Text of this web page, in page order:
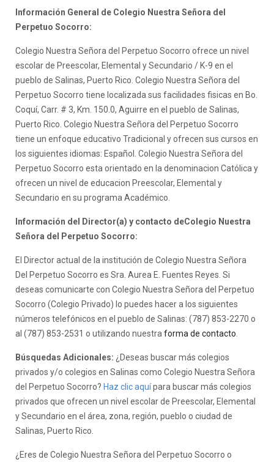
Información General de Colegio Nuestra Señora del
Perpetuo Socorro:
Colegio Nuestra Señora del Perpetuo Socorro ofrece un nivel
escolar de Preescolar, Elemental y Secundario / K-9 en el
pueblo de Salinas, Puerto Rico. Colegio Nuestra Señora del
Perpetuo Socorro tiene localizada sus facilidades fisicas en Bo.
Coquí, Carr. # 3, Km. 150.0, Aguirre en el pueblo de Salinas,
Puerto Rico. Colegio Nuestra Señora del Perpetuo Socorro
tiene un enfoque educativo Tradicional y ofrecen sus cursos en
los siguientes idiomas: Español. Colegio Nuestra Señora del
Perpetuo Socorro esta orientado en la denominacion Católica y
ofrecen un nivel de educacion Preescolar, Elemental y
Secundario en su programa Académico.
Información del Director(a) y contacto deColegio Nuestra
Señora del Perpetuo Socorro:
El Director actual de la institución de Colegio Nuestra Señora
Del Perpetuo Socorro es Sra. Aurea E. Fuentes Reyes. Si
deseas comunicarte con Colegio Nuestra Señora del Perpetuo
Socorro (Colegio Privado) lo puedes hacer a los siguientes
números telefónicos en el pueblo de Salinas: (787) 853-2270 o
al (787) 853-2531 o utilizando nuestra forma de contacto
Búsquedas Adicionales: ¿Deseas buscar más colegios
privados y/o colegios en Salinas como Colegio Nuestra Señora
del Perpetuo Socorro? Haz clic aquípara buscar más colegios
privados que ofrecen un nivel escolar de Preescolar, Elemental
y Secundario en el área, zona, región, pueblo o ciudad de
Salinas, Puerto Rico.
¿Eres de Colegio Nuestra Señora del Perpetuo Socorro o